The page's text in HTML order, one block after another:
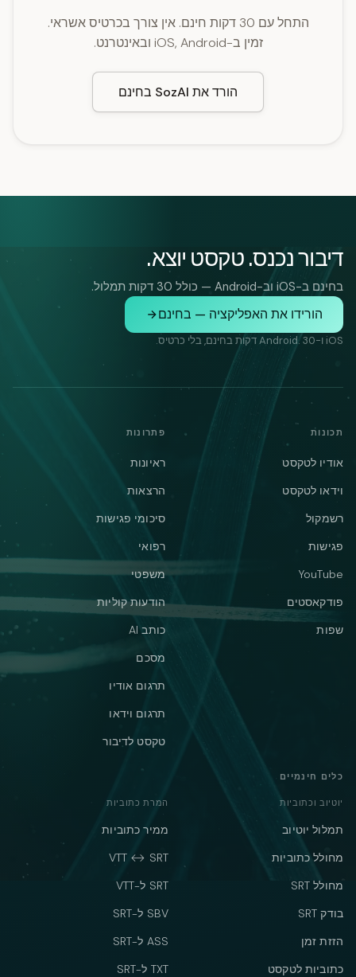
התחל עם 30 דקות חינם. אין צורך בכרטיס אשראי.
זמין ב-iOS, Android ובאינטרנט.
הורד את SozAI בחינם
דיבור נכנס. טקסט יוצא.
בחינם ב-iOS וב-Android — כולל 30 דקות תמלול.
הורידו את האפליקציה — בחינם
iOS ו-Android. 30 דקות בחינם, בלי כרטיס.
תכונות
אודיו לטקסט
וידאו לטקסט
רשמקול
פגישות
YouTube
פודקאסטים
שפות
פתרונות
ראיונות
הרצאות
סיכומי פגישות
רפואי
משפטי
הודעות קוליות
כותב AI
מסכם
תרגום אודיו
תרגום וידאו
טקסט לדיבור
כלים חינמיים
יוטיוב וכתוביות
תמלול יוטיוב
מחולל כתוביות
מחולל SRT
בודק SRT
הזזת זמן
כתוביות לטקסט
המרת כתוביות
ממיר כתוביות
VTT ↔ SRT
SRT ל-VTT
SBV ל-SRT
ASS ל-SRT
TXT ל-SRT